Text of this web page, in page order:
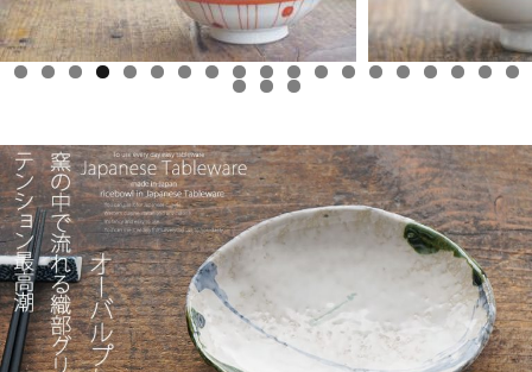
0 1 2 3 4 5 6 7 8 9
0 1 2